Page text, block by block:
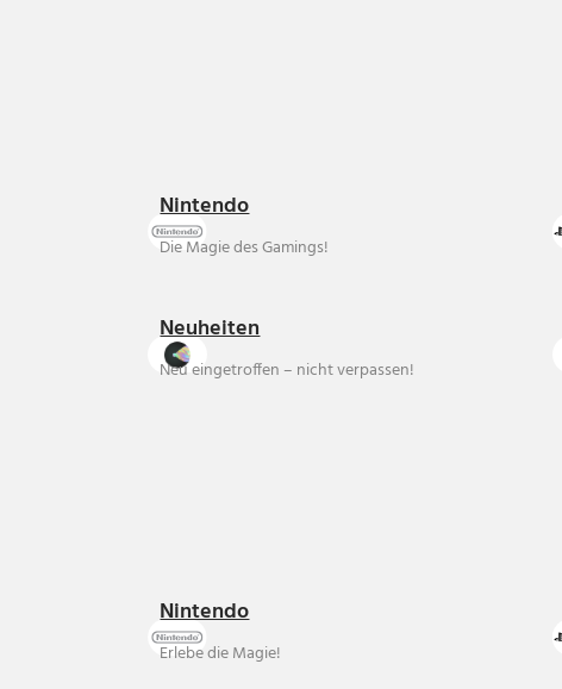
Nintendo
Die Magie des Gamings!
Neuheiten
Neu eingetroffen – nicht verpassen!
Nintendo
Erlebe die Magie!